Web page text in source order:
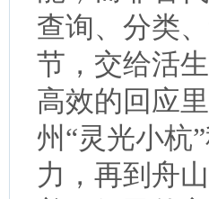
查询、分类
节，交给活
高效的回应
州“灵光小杭
力，再到舟